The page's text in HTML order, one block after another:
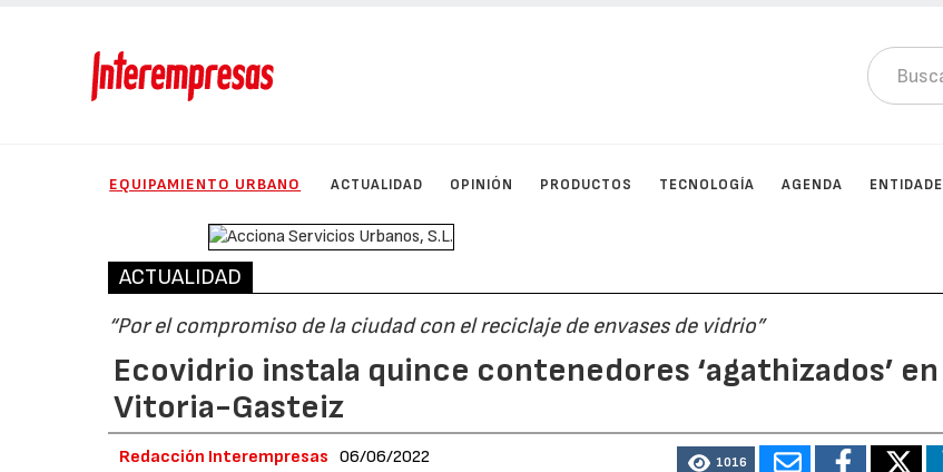
EQUIPAMIENTO URBANO ACTUALIDAD OPINIÓN PRODUCTOS TECNOLOGÍA AGENDA
ACTUALIDAD
“Por el compromiso de la ciudad con el reciclaje de envases de vidrio”
Ecovidrio instala quince contenedores ‘agathizados’ en
Vitoria-Gasteiz
Redacción Interempresas 06/06/2022 1016